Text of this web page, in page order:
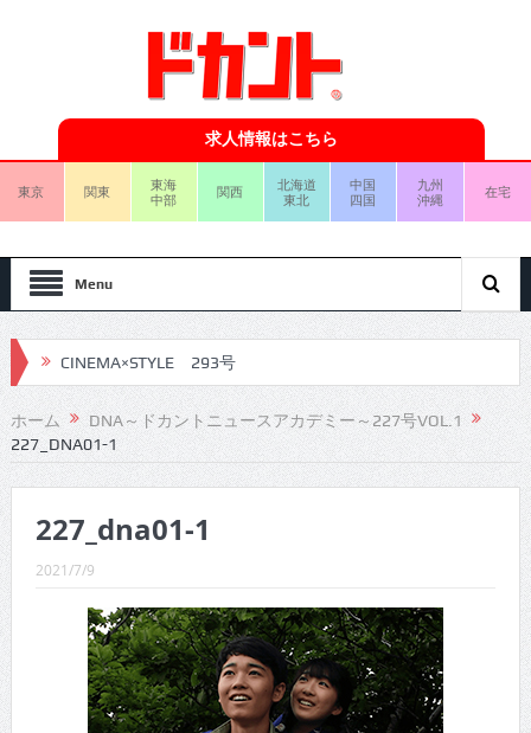
求人情報はこちら
東京 関東
東海
中部
関西
北海道
東北
中国
四国
九州
沖縄
在宅
Menu
CINEMA×STYLE 293号
CINEMA×STYLE 292号
CINEMA×STYLE 291号
CINEMA×STYLE 289号
CINEMA×STYLE 287号
CINEMA×STYLE 286号
CINEMA×STYLE 285号
ホーム
DNA～ドカントニュースアカデミー～227号VOL.1
227_DNA01-1
227_dna01-1
2021/7/9